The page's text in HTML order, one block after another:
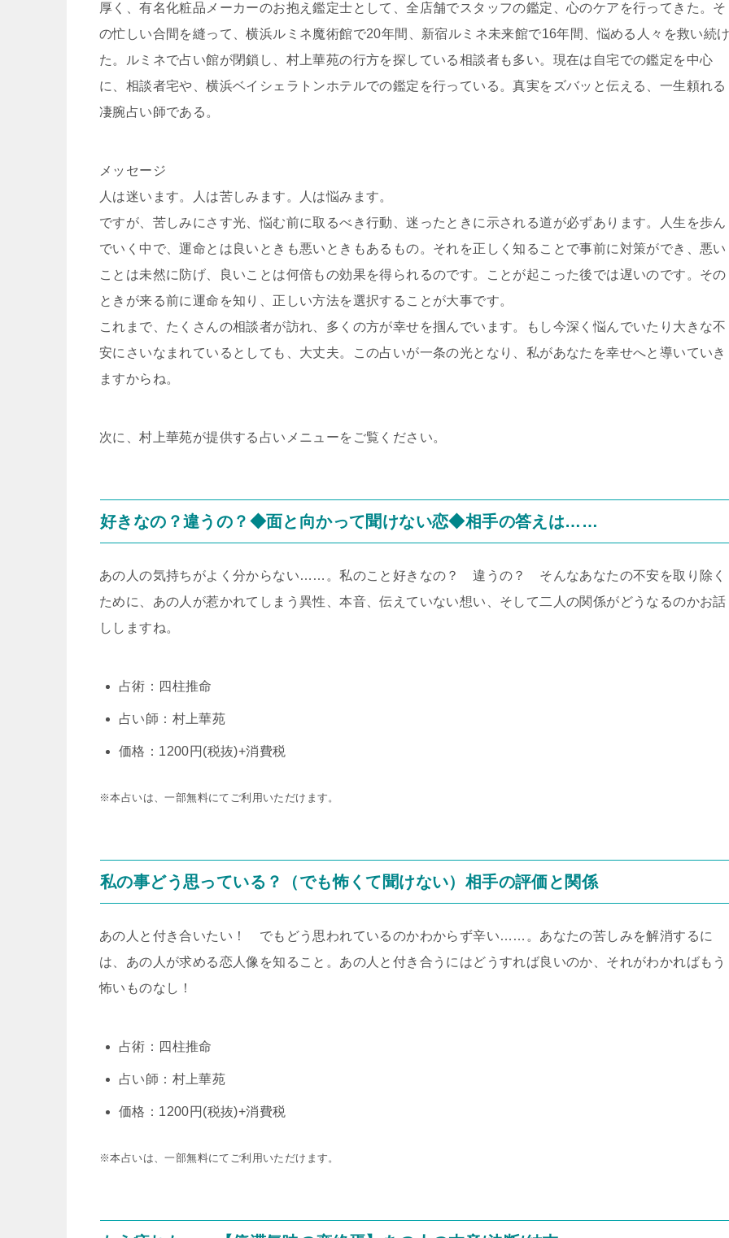
厚く、有名化粧品メーカーのお抱え鑑定士として、全店舗でスタッフの鑑定、心のケアを行ってきた。そ
の忙しい合間を縫って、横浜ルミネ魔術館で20年間、新宿ルミネ未来館で16年間、悩める人々を救い続
た。ルミネで占い館が閉鎖し、村上華苑の行方を探している相談者も多い。現在は自宅での鑑定を中心
に、相談者宅や、横浜ベイシェラトンホテルでの鑑定を行っている。真実をズバッと伝える、一生頼れる
凄腕占い師である。
メッセージ
人は迷います。人は苦しみます。人は悩みます。
ですが、苦しみにさす光、悩む前に取るべき行動、迷ったときに示される道が必ずあります。人生を歩ん
でいく中で、運命とは良いときも悪いときもあるもの。それを正しく知ることで事前に対策ができ、悪い
ことは未然に防げ、良いことは何倍もの効果を得られるのです。ことが起こった後では遅いのです。その
ときが来る前に運命を知り、正しい方法を選択することが大事です。
これまで、たくさんの相談者が訪れ、多くの方が幸せを掴んでいます。もし今深く悩んでいたり大きな不
安にさいなまれているとしても、大丈夫。この占いが一条の光となり、私があなたを幸せへと導いていき
ますからね。
次に、村上華苑が提供する占いメニューをご覧ください。
好きなの？違うの？◆面と向かって聞けない恋◆相手の答えは……
あの人の気持ちがよく分からない……。私のこと好きなの？ 違うの？ そんなあなたの不安を取り除く
ために、あの人が惹かれてしまう異性、本音、伝えていない想い、そして二人の関係がどうなるのかお話
ししますね。
占術：四柱推命
占い師：村上華苑
価格：1200円(税抜)+消費税
※本占いは、一部無料にてご利用いただけます。
私の事どう思っている？（でも怖くて聞けない）相手の評価と関係
あの人と付き合いたい！ でもどう思われているのかわからず辛い……。あなたの苦しみを解消するに
は、あの人が求める恋人像を知ること。あの人と付き合うにはどうすれば良いのか、それがわかればもう
怖いものなし！
占術：四柱推命
占い師：村上華苑
価格：1200円(税抜)+消費税
※本占いは、一部無料にてご利用いただけます。